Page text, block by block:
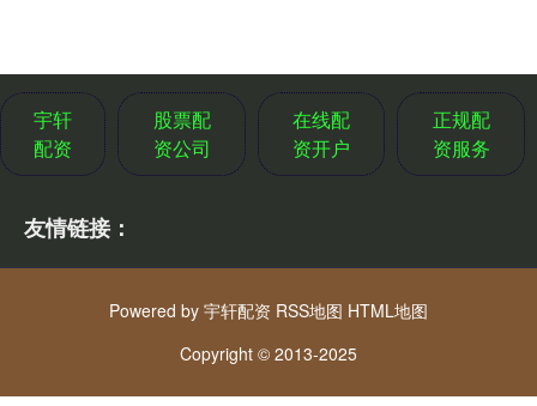
宇轩
配资
股票配
资公司
在线配
资开户
正规配
资服务
友情链接：
Powered by 宇轩配资 RSS地图 HTML地图
Copyright © 2013-2025